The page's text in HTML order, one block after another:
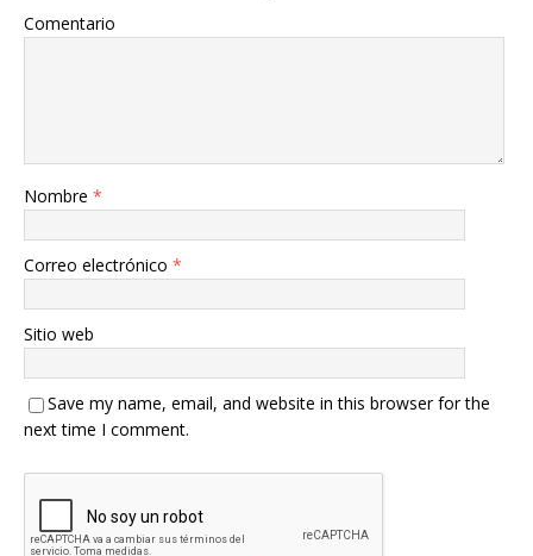
Comentario
Nombre *
Correo electrónico *
Sitio web
Save my name, email, and website in this browser for the
next time I comment.